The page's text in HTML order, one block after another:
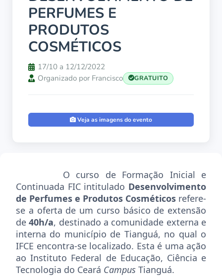
PERFUMES E
PRODUTOS
COSMÉTICOS
17/10 a 12/12/2022
Organizado por Francisco
GRATUITO
Veja as imagens do evento
O curso de Formação Inicial e
Continuada FIC intitulado Desenvolvimento
de Perfumes e Produtos Cosméticos refere-
se a oferta de um curso básico de extensão
de40h/a, destinado a comunidade externa e
interna do município de Tianguá, no qual o
IFCE encontra-se localizado. Esta é uma ação
ao Instituto Federal de Educação, Ciência e
Tecnologia do Ceará Campus Tianguá.